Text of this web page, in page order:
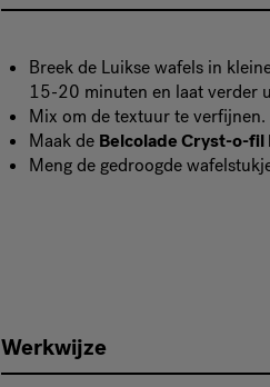
Breek de Luikse wafels in
15-20 minuten en laat verder
Mix om de textuur te verfijnen.
Maak de Belcolade Cryst-o-fil
Meng de gedroogde
Werkwijze